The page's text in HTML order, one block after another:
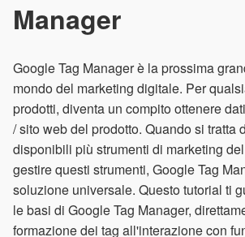
Manager
Google Tag Manager è la prossima
mondo del marketing digitale. Per
prodotti, diventa un compito ottenere
/ sito web del prodotto. Quando si tratta
disponibili più strumenti di marketing
gestire questi strumenti, Google Tag
soluzione universale. Questo tutorial ti
le basi di Google Tag Manager,
formazione dei tag all'interazione con